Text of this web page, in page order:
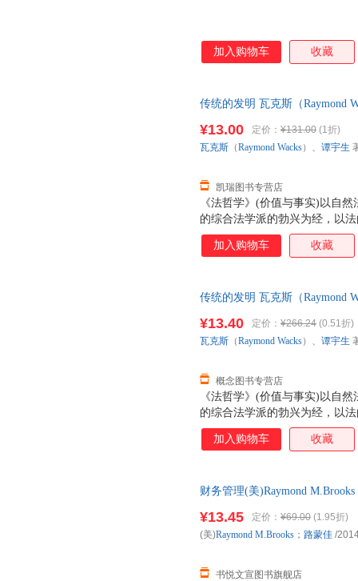
加入购物车 收藏
传统的发明 瓦克斯（Raymond
《法哲学》(价值与事实)以自
的综合法学派的勃兴为经，以
的正义、权利的认定和保障、
题为纬，编织出一片锦绣鸟瞰
¥13.00 定价： ¥131.00 (1折)
凯瑞图书专营店
瓦克斯 （Raymond Wacks）、 谭宇生
加入购物车 收藏
传统的发明 瓦克斯（Raymond
《法哲学》(价值与事实)以自
的综合法学派的勃兴为经，以
的正义、权利的认定和保障、
题为纬，编织出一片锦绣鸟瞰
¥13.40 定价： ¥266.24 (0.51折)
概念图书专营店
瓦克斯 （Raymond Wacks）、 谭宇生
加入购物车 收藏
财务管理(美)Raymond
¥13.45 定价： ¥69.00 (1.95折)
书悦文宣图书旗舰店
(美)Raymond M.Brooks ； 路蒙佳 /